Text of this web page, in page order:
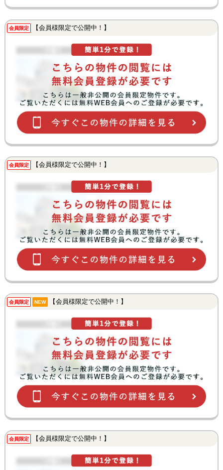
会員限定 【会員様限定で公開中！】
会員限定 【会員様限定で公開中！】
会員限定 NEW 【会員様限定で公開中！】
会員限定 【会員様限定で公開中！】